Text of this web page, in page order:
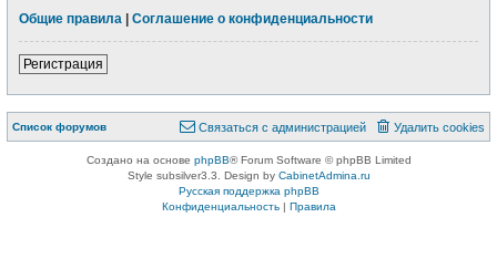
Общие правила
Соглашение о конфиденциальности
Регистрация
Список форумов Удалить cookies
Связаться с администрацией
Создано на основе phpBB® Forum Software © phpBB Limited
Style subsilver3.3. Design by CabinetAdmina.ru
Русская поддержка phpBB
Конфиденциальность| Правила